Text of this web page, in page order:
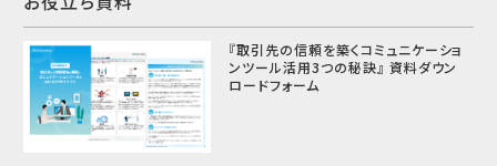
『取引先の信頼を築くコミュニケーショ
ンツール活用3つの秘訣』 資料ダウン
ロードフォーム